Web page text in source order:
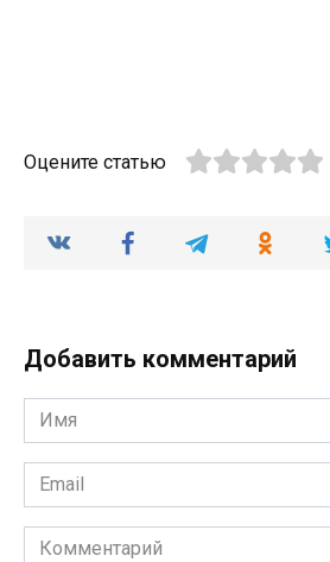
Оцените статью
Добавить комментарий
Имя
*
Email
*
Комментарий